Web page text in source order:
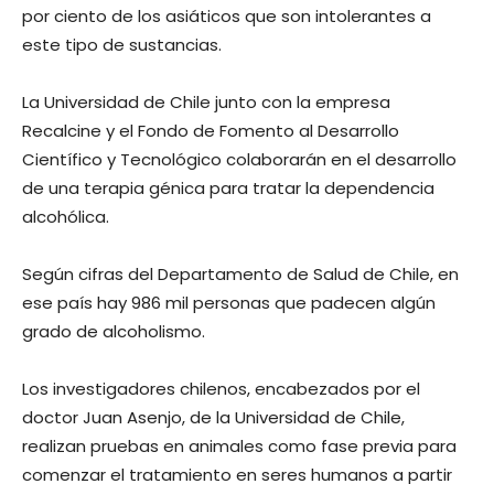
por ciento de los asiáticos que son intolerantes a
este tipo de sustancias.
La Universidad de Chile junto con la empresa
Recalcine y el Fondo de Fomento al Desarrollo
Científico y Tecnológico colaborarán en el desarrollo
de una terapia génica para tratar la dependencia
alcohólica.
Según cifras del Departamento de Salud de Chile, en
ese país hay 986 mil personas que padecen algún
grado de alcoholismo.
Los investigadores chilenos, encabezados por el
doctor Juan Asenjo, de la Universidad de Chile,
realizan pruebas en animales como fase previa para
comenzar el tratamiento en seres humanos a partir